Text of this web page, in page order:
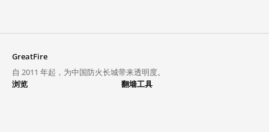
GreatFire
自 2011 年起，为中国防火长城带来透明度。
浏览
翻墙工具